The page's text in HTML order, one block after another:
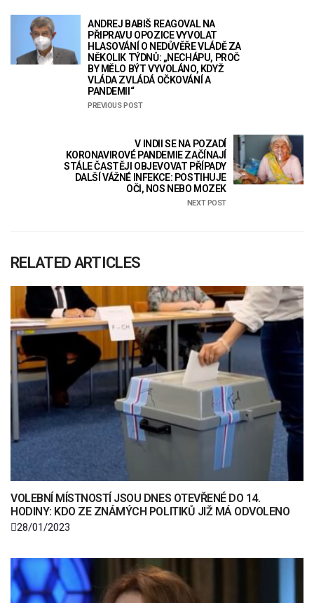
ANDREJ BABIŠ REAGOVAL NA
PŘIPRAVU OPOZICE VYVOLAT
HLASOVÁNÍ O NEDŮVĚŘE VLÁDĚ ZA
NĚKOLIK TÝDNŮ: „NECHÁPU, PROČ
BY MĚLO BÝT VYVOLÁNO, KDYŽ
VLÁDA ZVLÁDÁ OČKOVÁNÍ A
PANDEMII“
PREVIOUS POST
V INDII SE NA POZADÍ
KORONAVIROVÉ PANDEMIE ZAČÍNAJÍ
STÁLE ČASTĚJI OBJEVOVAT PŘÍPADY
DALŠÍ VÁŽNÉ INFEKCE: POSTIHUJE
OČI, NOS NEBO MOZEK
NEXT POST
RELATED ARTICLES
VOLEBNÍ MÍSTNOSTÍ JSOU DNES OTEVŘENÉ DO 14.
HODINY: KDO ZE ZNÁMÝCH POLITIKŮ JIŽ MÁ ODVOLENO
28/01/2023